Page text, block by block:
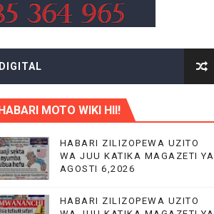
KAZINI
NANENANE
MOTO WIKI HII!
HABARI ZILIZOPEWA UZITO
WA JUU KATIKA MAGAZETI YA
AGOSTI 6,2026
HABARI ZILIZOPEWA UZITO